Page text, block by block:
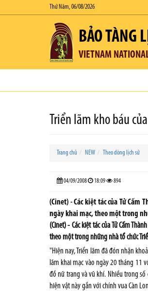
Thứ Năm, 06/08/2026
BẢO TÀNG
VIETNAM
Triển lãm kho báu
Trang chủ NEW Theo dòng lịch sử
04/09/2008 18:09 894
(Cinet) - Các kiệt tác của Tử
ngày khai mạc, theo một trong
(Cinet) - Các kiệt tác của Tử Cấm
theo một trong những nhà tổ chức
"Hiện nay, Triển lãm đã đón nhận
lãm khai mạc vào ngày 20 tháng 11
đồ nữ trang và vũ khí. Nhiều trong số
hiện vật này gắn với chính vua Càn